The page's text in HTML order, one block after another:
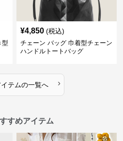
型
¥4,850 (税込)
チェーン バッグ 巾着型チェーン
ハンドルトートバッグ
テムの一覧へ ›
すめアイテム